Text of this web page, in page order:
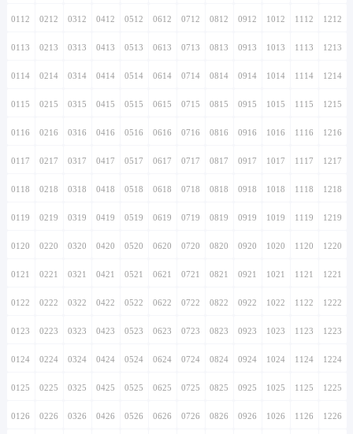
0112 0212 0312 0412 0512 0612 0712 0812 0912 1012 1112 1212
0113 0213 0313 0413 0513 0613 0713 0813 0913 1013 1113 1213
0114 0214 0314 0414 0514 0614 0714 0814 0914 1014 1114 1214
0115 0215 0315 0415 0515 0615 0715 0815 0915 1015 1115 1215
0116 0216 0316 0416 0516 0616 0716 0816 0916 1016 1116 1216
0117 0217 0317 0417 0517 0617 0717 0817 0917 1017 1117 1217
0118 0218 0318 0418 0518 0618 0718 0818 0918 1018 1118 1218
0119 0219 0319 0419 0519 0619 0719 0819 0919 1019 1119 1219
0120 0220 0320 0420 0520 0620 0720 0820 0920 1020 1120 1220
0121 0221 0321 0421 0521 0621 0721 0821 0921 1021 1121 1221
0122 0222 0322 0422 0522 0622 0722 0822 0922 1022 1122 1222
0123 0223 0323 0423 0523 0623 0723 0823 0923 1023 1123 1223
0124 0224 0324 0424 0524 0624 0724 0824 0924 1024 1124 1224
0125 0225 0325 0425 0525 0625 0725 0825 0925 1025 1125 1225
0126 0226 0326 0426 0526 0626 0726 0826 0926 1026 1126 1226